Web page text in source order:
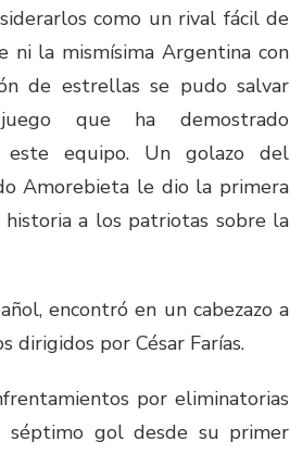
como un rival fácil de
ni la mismísima Argentina con
de estrellas se pudo salvar
que ha demostrado
este equipo. Un golazo del
Amorebieta le dio la primera
a los patriotas sobre la
encontró en un cabezazo a
por César Farías.
por eliminatorias
séptimo gol desde su primer